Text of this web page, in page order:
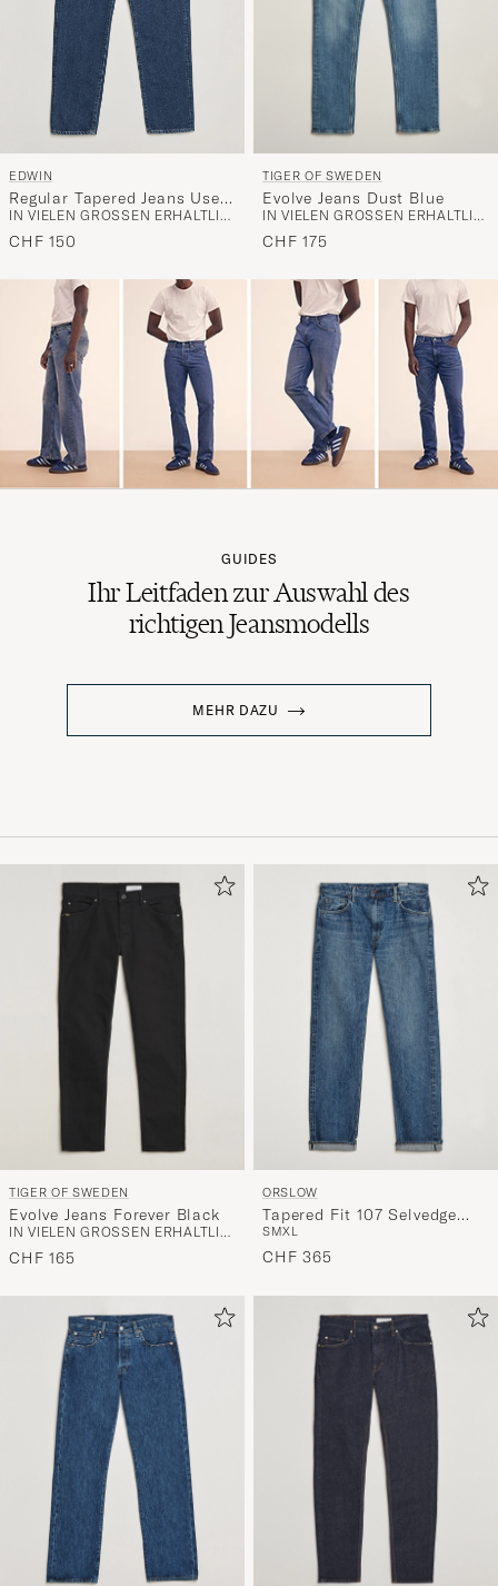
EDWIN
Regular Tapered Jeans Used
Mid Blue
IN VIELEN GRÖSSEN ERHÄLTLICH
CHF 150
TIGER OF SWEDEN
Evolve Jeans Dust Blue
IN VIELEN GRÖSSEN ERHÄLTLICH
CHF 175
TIGER OF SWEDEN
Evolve Jeans Forever Black
IN VIELEN GRÖSSEN ERHÄLTLICH
CHF 165
ORSLOW
Tapered Fit 107 Selvedge
Jeans 2 Year Wash
SMXL
CHF 365
GUIDES
Ihr Leitfaden zur Auswahl des
richtigen Jeansmodells
MEHR DAZU